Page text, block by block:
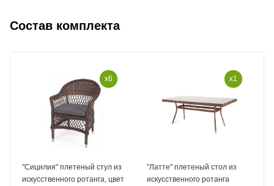
Состав комплекта
x6
"Сицилия" плетеный стул из
искусственного ротанга, цвет
x1
"Латте" плетеный стол из
искусственного ротанга